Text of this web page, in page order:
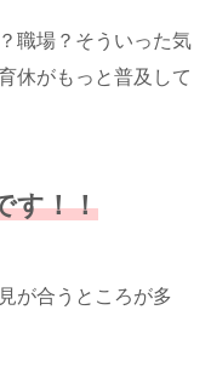
職場？そういった気
休がもっと普及して
す！！
が合うところが多